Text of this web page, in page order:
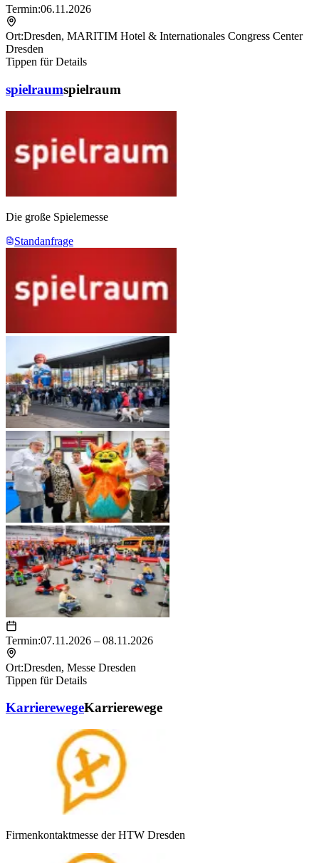
Termin:06.11.2026
Ort:Dresden, MARITIM Hotel & Internationales Congress Center
Dresden
Tippen für Details
spielraumspielraum
Die große Spielemesse
Standanfrage
Termin:07.11.2026 – 08.11.2026
Ort:Dresden, Messe Dresden
Tippen für Details
KarrierewegeKarrierewege
Firmenkontaktmesse der HTW Dresden